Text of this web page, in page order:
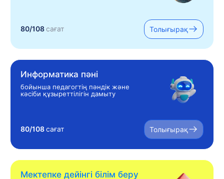
80/108сағат Толығырақ
Информатика пәні
бойынша педагогтің пәндік және
кәсіби құзыреттілігін дамыту
80/108сағат Толығырақ
Мектепке дейінгі білім беру